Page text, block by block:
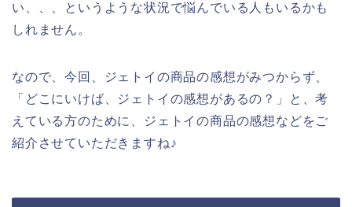
い、、、というような状況で悩んでいる人もいるかも
しれません。
なので、今回、ジェトイの商品の感想がみつからず、
「どこにいけば、ジェトイの感想があるの？」と、考
えている方のために、ジェトイの商品の感想などをご
紹介させていただきますね♪